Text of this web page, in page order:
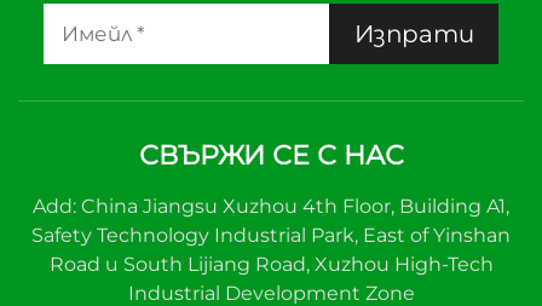
Изпрати
СВЪРЖИ СЕ С НАС
Add: China Jiangsu Xuzhou 4th Floor, Building A1,
Safety Technology Industrial Park, East of Yinshan
Road и South Lijiang Road, Xuzhou High-Tech
Industrial Development Zone